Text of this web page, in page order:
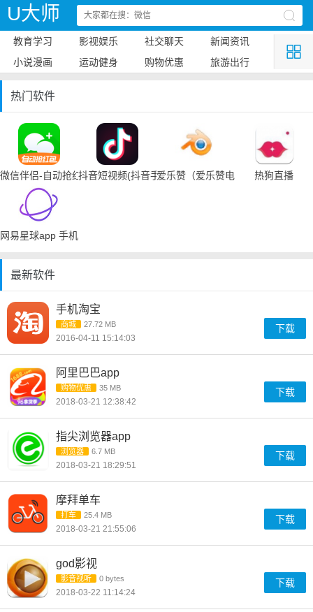
U大师
教育学习 影视娱乐 社交聊天
新闻资讯
小说漫画
运动健身 购物优惠 旅游出行
热门软件
微信伴侣-自动抢红包抖音短视频(抖音手机下载)爱乐赞（爱乐赞电脑手机下载）
热狗直播
网易星球app 手机下载
最新软件
手机淘宝
商城 27.72 MB
2016-04-11 15:14:03
下载
阿里巴巴app
购物优惠 35 MB
2018-03-21 12:38:42
下载
指尖浏览器app
浏览器 6.7 MB
2018-03-21 18:29:51
下载
摩拜单车
打车 25.4 MB
2018-03-21 21:55:06
下载
god影视
影音视听 0 bytes
2018-03-22 11:14:24
下载